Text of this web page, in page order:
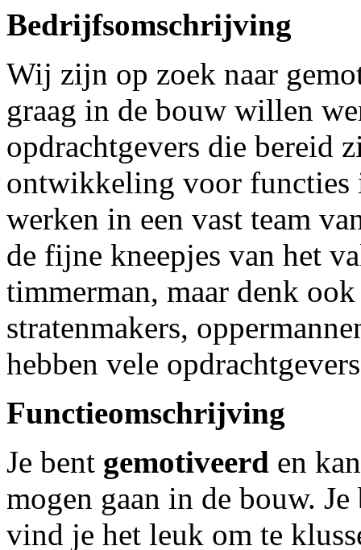
Bedrijfsomschrijving
Wij zijn op zoek naar
graag in de bouw willen
opdrachtgevers die bereid
ontwikkeling voor functies
werken in een vast team
de fijne kneepjes van het
timmerman, maar denk
stratenmakers,
hebben vele
Functieomschrijving
Je bent gemotiveerd en
mogen gaan in de bouw.
vind je het leuk om te